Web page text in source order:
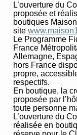
L’ouverture du
proposée et
boutiques
site
Le Programme
France
Allemagne,
hors France
propre,
respectifs.
En boutique, la
proposée par
toute personne
L’ouverture du
réalisée en